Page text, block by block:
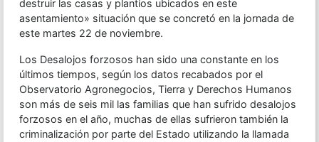
destruir las casas y plantíos ubicados en este
asentamiento» situación que se concretó en la jornada de
este martes 22 de noviembre.
Los Desalojos forzosos han sido una constante en los
últimos tiempos, según los datos recabados por el
Observatorio Agronegocios, Tierra y Derechos Humanos
son más de seis mil las familias que han sufrido desalojos
forzosos en el año, muchas de ellas sufrieron también la
criminalización por parte del Estado utilizando la llamada